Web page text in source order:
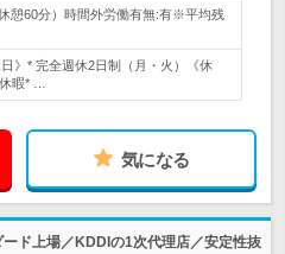
憩60分）時間外労働有無:有※平均残
》* 完全週休2日制（月・火）《休
暇* …
気になる
ド上場／KDDIの1次代理店／安定性抜